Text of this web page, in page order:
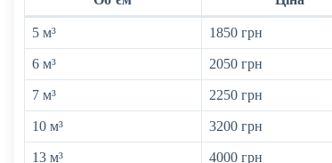
5 м³ 1850 грн
6 м³ 2050 грн
7 м³ 2250 грн
10 м³ 3200 грн
13 м³ 4000 грн